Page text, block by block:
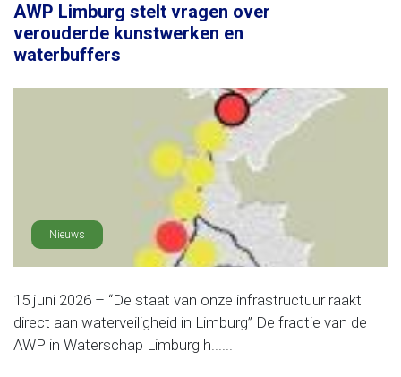
AWP Limburg stelt vragen over
verouderde kunstwerken en
waterbuffers
Nieuws
15 juni 2026 – “De staat van onze infrastructuur raakt
direct aan waterveiligheid in Limburg” De fractie van de
AWP in Waterschap Limburg h......